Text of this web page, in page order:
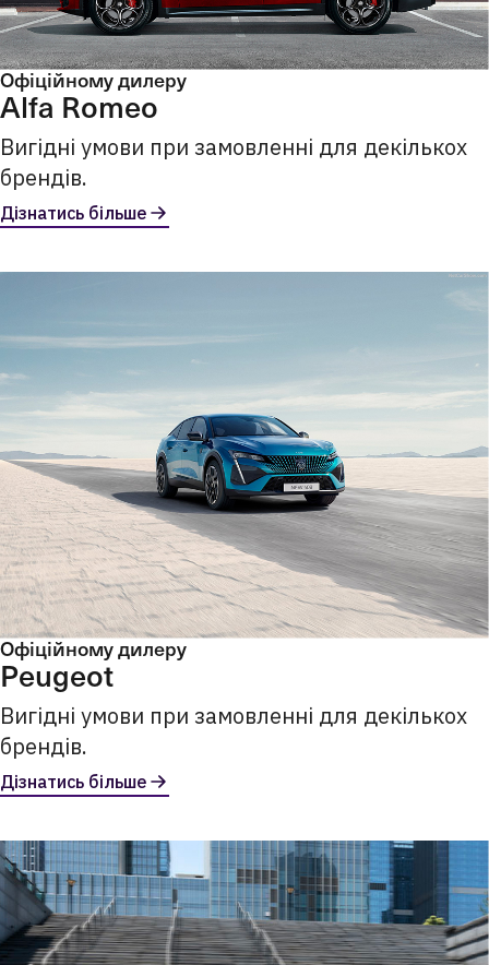
Офіційному дилеру
Alfa Romeo
Вигідні умови при замовленні для декількох
брендів.
Дізнатись більше
Офіційному дилеру
Peugeot
Вигідні умови при замовленні для декількох
брендів.
Дізнатись більше